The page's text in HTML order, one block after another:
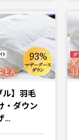
ル】羽毛
・ダウン
…